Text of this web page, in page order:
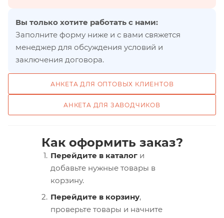
Вы только хотите работать с нами:
Заполните форму ниже и с вами свяжется
менеджер для обсуждения условий и
заключения договора.
АНКЕТА ДЛЯ ОПТОВЫХ КЛИЕНТОВ
АНКЕТА ДЛЯ ЗАВОДЧИКОВ
Как оформить заказ?
Перейдите в каталог и
добавьте нужные товары в
корзину.
Перейдите в корзину,
проверьте товары и начните